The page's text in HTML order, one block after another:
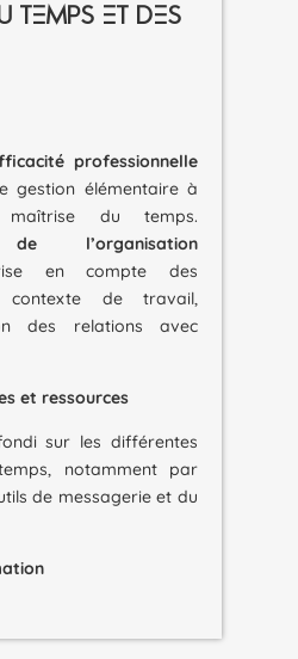
TEMPS ET DES
professionnelle
gestion élémentaire à
du temps.
de l’organisation
en compte des
contexte de travail,
des relations avec
et ressources
sur les différentes
notamment par
de messagerie et du